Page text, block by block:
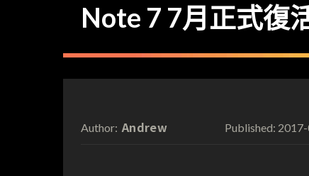
Note 7 7月正式復
Author: Andrew Published: